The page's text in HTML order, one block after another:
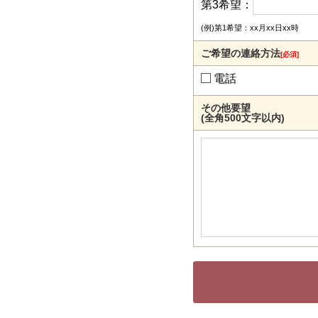
第3希望：
(例)第1希望：xx月xx日xx時
ご希望の連絡方法[必須]
電話
その他要望
(全角500文字以内)